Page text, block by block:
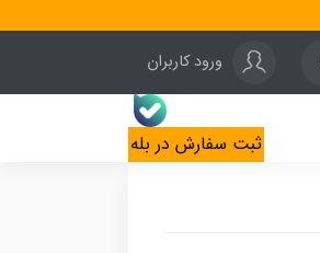
ورود کاربران
ثبت سفارش در بله